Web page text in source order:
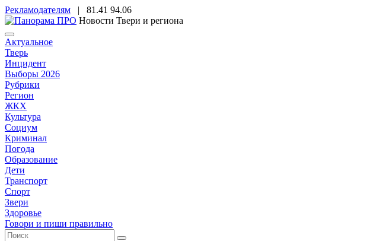
Рекламодателям | 81.41 94.06
Новости Твери и региона
Актуальное
Тверь
Инцидент
Выборы 2026
Рубрики
Регион
ЖКХ
Культура
Социум
Криминал
Погода
Образование
Дети
Транспорт
Спорт
Звери
Здоровье
Говори и пиши правильно